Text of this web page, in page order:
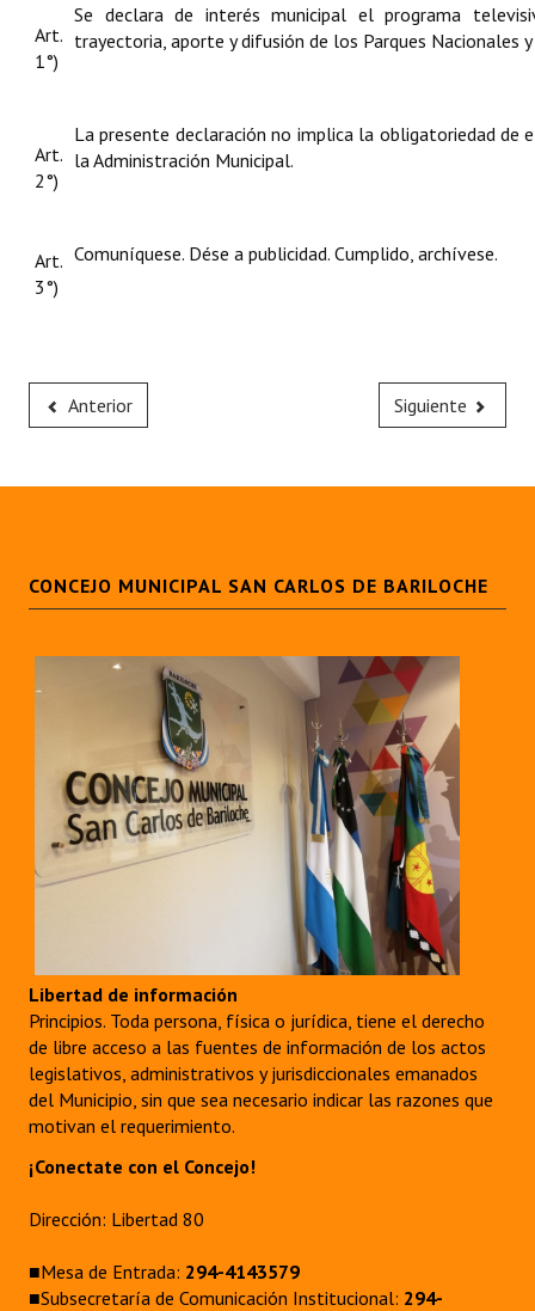
Art.
1°)
Se declara de interés municipal el programa
trayectoria, aporte y difusión de los Parques Nacionales
Art.
2°)
La presente declaración no implica la obligatoriedad de
la Administración Municipal.
Art.
3°)
Comuníquese. Dése a publicidad. Cumplido, archívese.
Anterior Siguiente
CONCEJO MUNICIPAL SAN CARLOS DE BARILOCHE
Libertad de información
Principios. Toda persona, física o jurídica, tiene el derecho
de libre acceso a las fuentes de información de los actos
legislativos, administrativos y jurisdiccionales emanados
del Municipio, sin que sea necesario indicar las razones que
motivan el requerimiento.
¡Conectate con el Concejo!
Dirección: Libertad 80
■Mesa de Entrada: 294-4143579
■Subsecretaría de Comunicación Institucional: 294-